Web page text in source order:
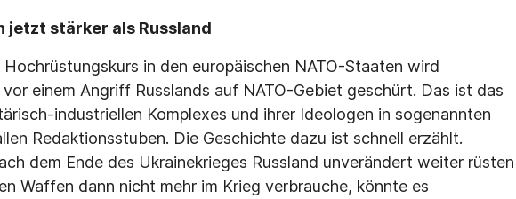
jetzt stärker als Russland
in den europäischen NATO-Staaten wird
einem Angriff Russlands auf NATO-Gebiet geschürt. Das ist das
industriellen Komplexes und ihrer Ideologen in sogenannten
Redaktionsstuben. Die Geschichte dazu ist schnell erzählt.
dem Ende des Ukrainekrieges Russland unverändert weiter rüsten
Waffen dann nicht mehr im Krieg verbrauche, könnte es